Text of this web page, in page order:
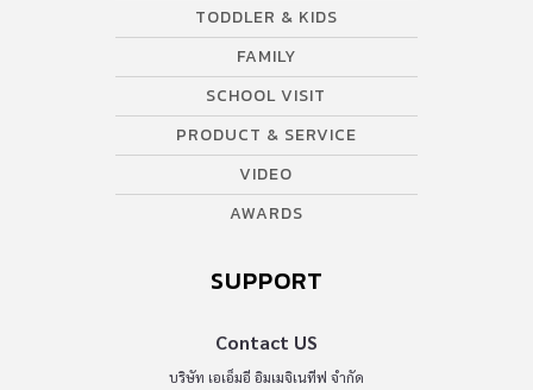
TODDLER & KIDS
FAMILY
SCHOOL VISIT
PRODUCT & SERVICE
VIDEO
AWARDS
SUPPORT
Contact US
บริษัท เอเอ็มอี อิมเมจิเนทีฟ จำกัด